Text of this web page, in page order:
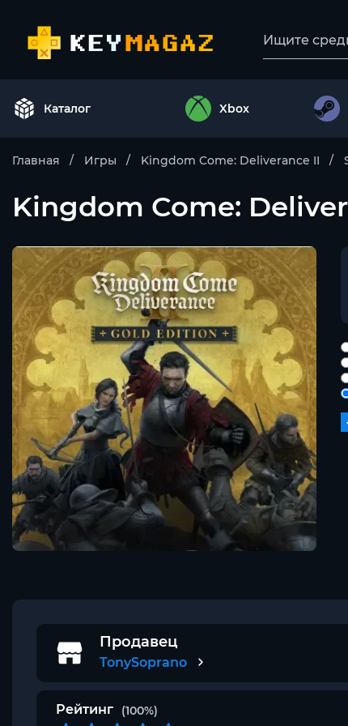
Каталог Xbox
Главная Игры Kingdom Come: Deliverance II
Kingdom Come:
Продавец
TonySoprano
Рейтинг (100%)